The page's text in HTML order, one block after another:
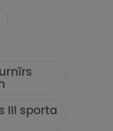
III sporta